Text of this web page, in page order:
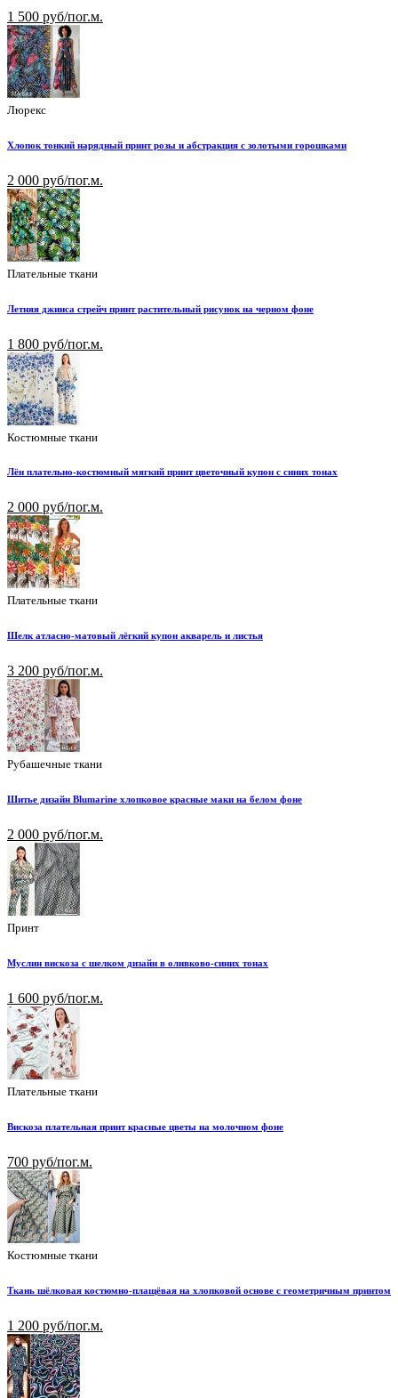
1 500 руб/пог.м.
Люрекс
Хлопок тонкий нарядный принт розы и абстракция с золотыми горошками
2 000 руб/пог.м.
Плательные ткани
Летняя джинса стрейч принт растительный рисунок на черном фоне
1 800 руб/пог.м.
Костюмные ткани
Лён плательно-костюмный мягкий принт цветочный купон с синих тонах
2 000 руб/пог.м.
Плательные ткани
Шелк атласно-матовый лёгкий купон акварель и листья
3 200 руб/пог.м.
Рубашечные ткани
Шитье дизайн Blumarine хлопковое красные маки на белом фоне
2 000 руб/пог.м.
Принт
Муслин вискоза с шелком дизайн в оливково-синих тонах
1 600 руб/пог.м.
Плательные ткани
Вискоза плательная принт красные цветы на молочном фоне
700 руб/пог.м.
Костюмные ткани
Ткань шёлковая костюмно-плащёвая на хлопковой основе с геометричным принтом
1 200 руб/пог.м.